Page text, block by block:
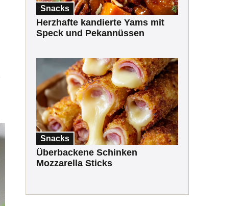
Snacks
Herzhafte kandierte Yams mit
Speck und Pekannüssen
Snacks
Überbackene Schinken
Mozzarella Sticks